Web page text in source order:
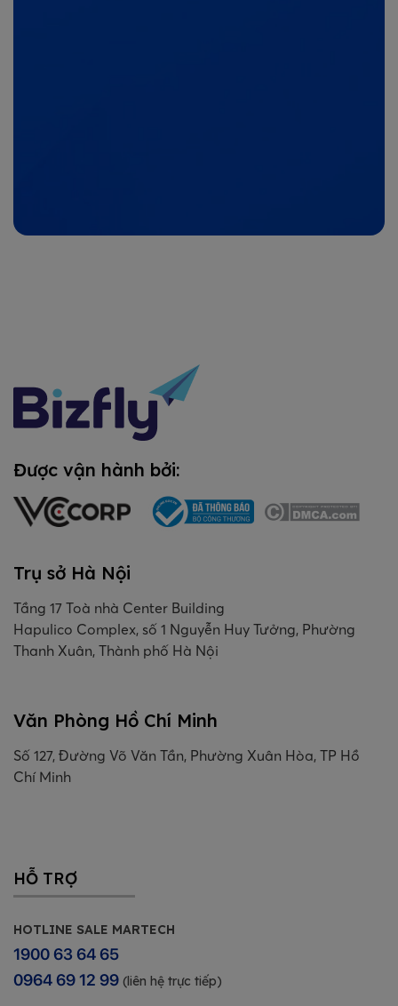
Được vận hành bởi:
Trụ sở Hà Nội
Tầng 17 Toà nhà Center Building
Hapulico Complex, số 1 Nguyễn Huy Tưởng, Phường
Thanh Xuân, Thành phố Hà Nội
Văn Phòng Hồ Chí Minh
Số 127, Đường Võ Văn Tần, Phường Xuân Hòa, TP Hồ
Chí Minh
HỖ TRỢ
HOTLINE SALE MARTECH
1900 63 64 65
0964 69 12 99 (liên hệ trực tiếp)